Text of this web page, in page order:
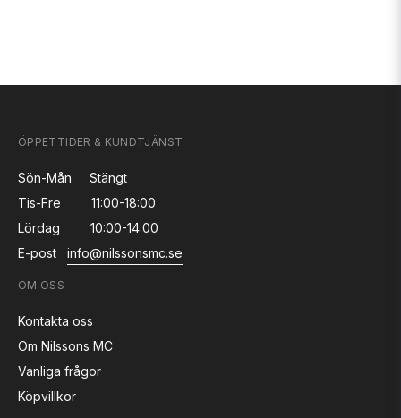
ÖPPETTIDER & KUNDTJÄNST
Sön-Mån
Stängt
Tis-Fre
11:00-18:00
Lördag
10:00-14:00
E-post
info@nilssonsmc.se
OM OSS
Kontakta oss
Om Nilssons MC
Vanliga frågor
Köpvillkor